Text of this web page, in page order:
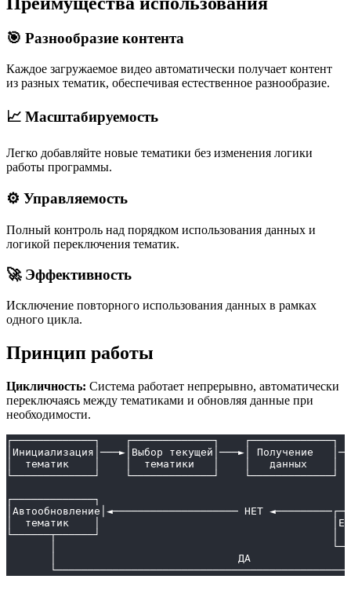
🎯 Разнообразие контента
Каждое загружаемое видео автоматически получает контент
из разных тематик, обеспечивая естественное разнообразие.
📈 Масштабируемость
Легко добавляйте новые тематики без изменения логики
работы программы.
⚙️ Управляемость
Полный контроль над порядком использования данных и
логикой переключения тематик.
🚀 Эффективность
Исключение повторного использования данных в рамках
одного цикла.
Принцип работы
Цикличность: Система работает непрерывно, автоматически
переключаясь между тематиками и обновляя данные при
необходимости.
┌─────────────┐    ┌─────────────┐
│Инициализация│───►│Выбор текущей│───►│ Получение
│  тематик    │    │  тематики   │    │   данных    │
└─────────────┘    └─────────────┘
┌─────────────┐
│Автообновление│◄──────────────────── НЕТ
│  тематик    │                                     │Есть
└──────┬──────┘                                     │
│
│                             ДА